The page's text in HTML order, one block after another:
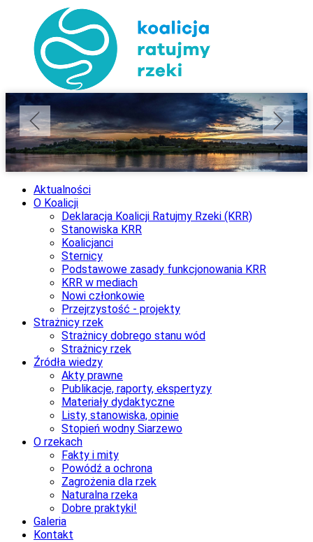
Aktualności
O Koalicji
Deklaracja Koalicji Ratujmy Rzeki (KRR)
Stanowiska KRR
Koalicjanci
Sternicy
Podstawowe zasady funkcjonowania KRR
KRR w mediach
Nowi członkowie
Przejrzystość - projekty
Strażnicy rzek
Strażnicy dobrego stanu wód
Strażnicy rzek
Źródła wiedzy
Akty prawne
Publikacje, raporty, ekspertyzy
Materiały dydaktyczne
Listy, stanowiska, opinie
Stopień wodny Siarzewo
O rzekach
Fakty i mity
Powódź a ochrona
Zagrożenia dla rzek
Naturalna rzeka
Dobre praktyki!
Galeria
Kontakt